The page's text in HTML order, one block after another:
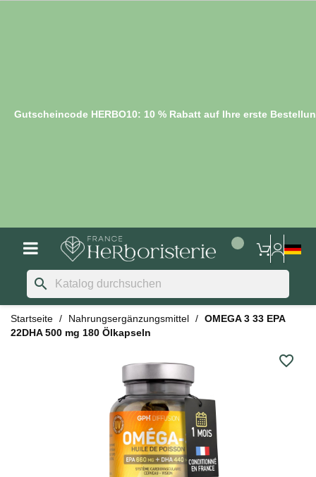
Gutscheincode HERBO10: 10 % Rabatt auf Ihre erste
search
Startseite Nahrungsergänzungsmittel
OMEGA 3 33 EPA
22DHA 500 mg 180 Ölkapseln
favorite_border